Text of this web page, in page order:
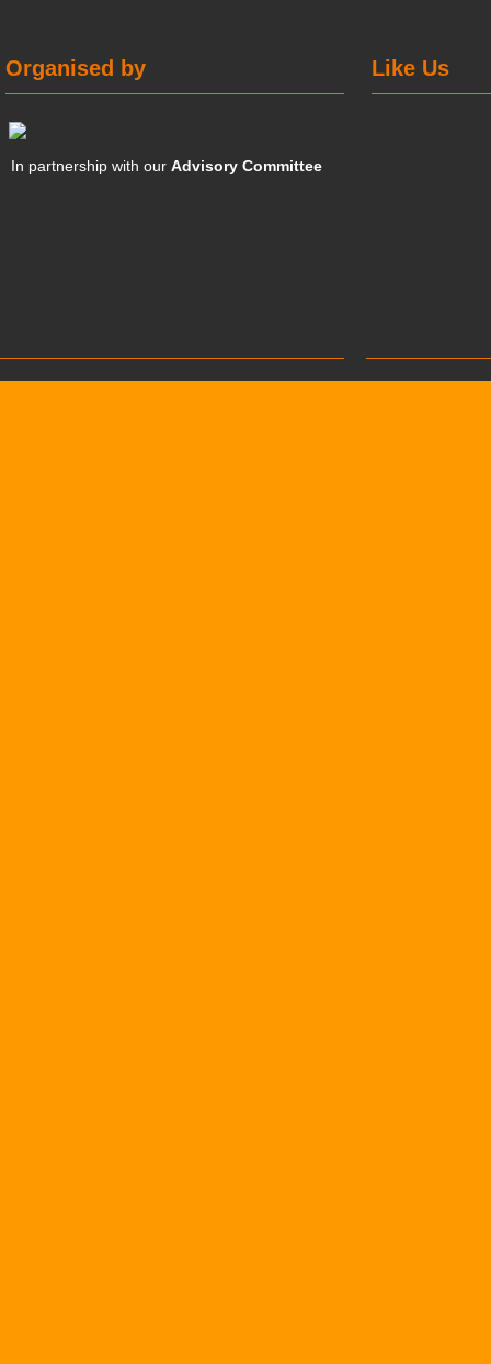
Like Us
Organised by
In partnership with ourAdvisory Committee